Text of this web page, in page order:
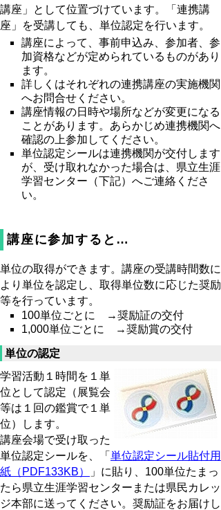
講座」として位置づけています。「連携講
座」を受講しても、単位認定を行います。
講座によって、事前申込み、参加者、参
加資格などが定められているものがあり
ます。
詳しくはそれぞれの連携講座の実施機関
へお問合せください。
講座情報の日時や場所などが変更になる
ことがあります。あらかじめ連携機関へ
確認の上参加してください。
単位認定シールは連携機関が交付します
が、受け取れなかった場合は、県立生涯
学習センター（下記）へご連絡くださ
い。
講座に参加すると…
単位の取得ができます。講座の受講時間数に
より単位を認定し、取得単位数に応じた奨励
等を行っています。
100単位ごとに →奨励証の交付
1,000単位ごとに →奨励賞の交付
単位の認定
学習活動１時間を１単
位として認定（展覧会
等は１回の鑑賞で１単
位）します。
講座会場で受け取った
単位認定シールを、「 単位認定シール貼付用
紙（PDF133KB）
」に貼り、100単位たまっ
たら県立生涯学習センターまたは県民カレッ
ジ本部に送ってください。奨励証をお届けし